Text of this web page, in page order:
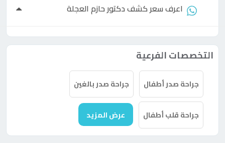
اعرف سعر كشفدكتورحازم العجلة
التخصصات الفرعية
جراحة صدر أطفال جراحة صدر بالغين
جراحة قلب أطفال عرض المزيد